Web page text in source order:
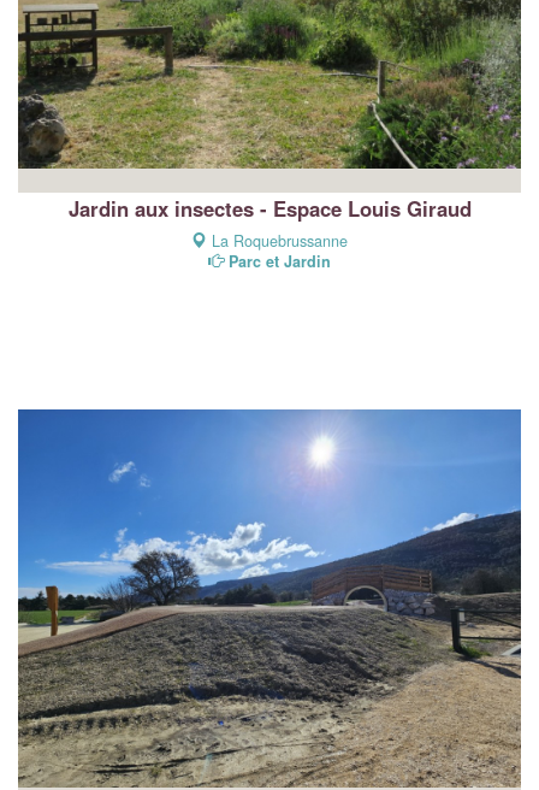
Jardin aux insectes - Espace Louis Giraud
La Roquebrussanne
Parc et Jardin